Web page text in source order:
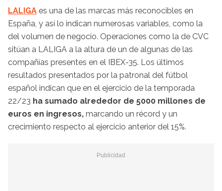
LALIGA es una de las marcas más reconocibles en
España, y así lo indican numerosas variables, como la
del volumen de negocio. Operaciones como la de CVC
sitúan a LALIGA a la altura de un de algunas de las
compañías presentes en el IBEX-35. Los últimos
resultados presentados por la patronal del fútbol
español indican que en el ejercicio de la temporada
22/23 ha sumado alrededor de 5000 millones de
euros en ingresos, marcando un récord y un
crecimiento respecto al ejercicio anterior del 15%.